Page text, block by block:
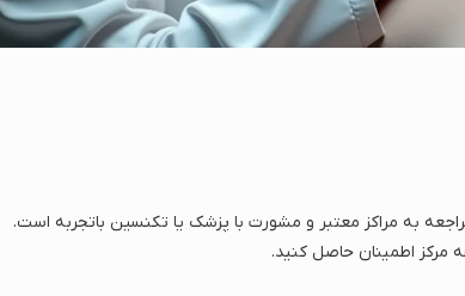
به مراکز معتبر و مشورت با پزشک یا تکنسین باتجربه است.
مرکز اطمینان حاصل کنید.